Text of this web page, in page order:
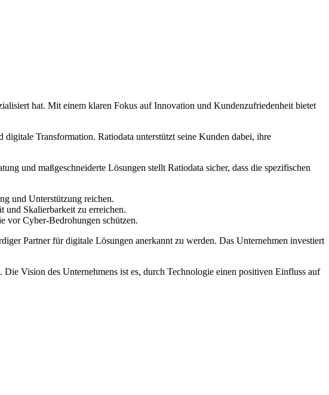
hat. Mit einem klaren Fokus auf Innovation und Kundenzufriedenheit bietet
Transformation. Ratiodata unterstützt seine Kunden dabei, ihre
und maßgeschneiderte Lösungen stellt Ratiodata sicher, dass die spezifischen
und Unterstützung reichen.
und Skalierbarkeit zu erreichen.
vor Cyber-Bedrohungen schützen.
Partner für digitale Lösungen anerkannt zu werden. Das Unternehmen investiert
Vision des Unternehmens ist es, durch Technologie einen positiven Einfluss auf